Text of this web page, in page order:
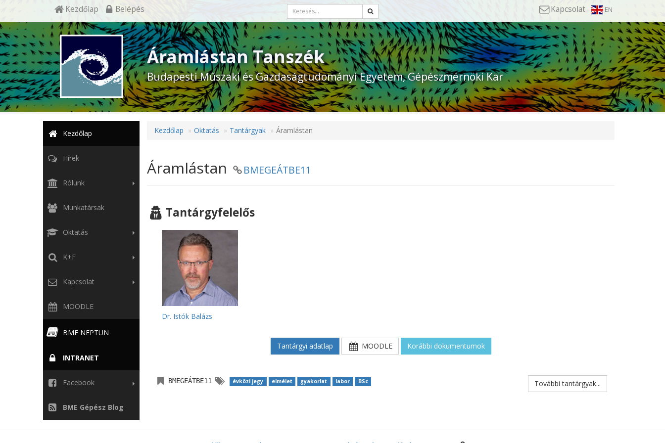
Kezdőlap Belépés Kapcsolat EN
Áramlástan Tanszék
Budapesti Műszaki és Gazdaságtudományi Egyetem, Gépészmérnöki Kar
Kezdőlap
Hírek
Rólunk
Munkatársak
Oktatás
K+F
Kapcsolat
MOODLE
BME NEPTUN
INTRANET
Facebook
BME Gépész Blog
Kezdőlap Oktatás Tantárgyak Áramlástan
Áramlástan BMEGEÁTBE11
Tantárgyfelelős
Dr. Istók Balázs
Tantárgyi adatlap MOODLE Korábbi dokumentumok
BMEGEÁTBE11 évközi jegy elmélet gyakorlat labor BSc További tantárgyak...